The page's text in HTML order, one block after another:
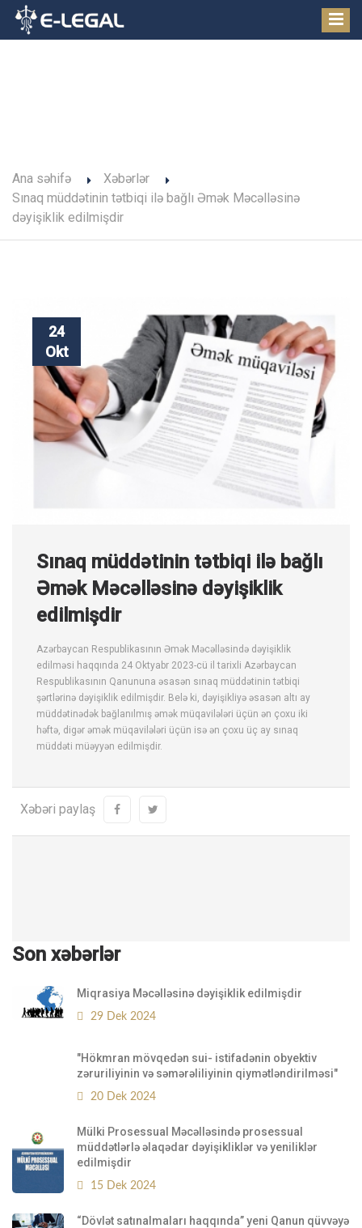
Ana səhifə
Xəbərlər
Sınaq müddətinin tətbiqi ilə bağlı Əmək Məcəlləsinə
dəyişiklik edilmişdir
24
Okt
Sınaq müddətinin tətbiqi ilə bağlı
Əmək Məcəlləsinə dəyişiklik
edilmişdir
Azərbaycan Respublikasının Əmək Məcəlləsində dəyişiklik
edilməsi haqqında 24 Oktyabr 2023-cü il tarixli Azərbaycan
Respublikasının Qanununa əsasən sınaq müddətinin tətbiqi
şərtlərinə dəyişiklik edilmişdir. Belə ki, dəyişikliyə əsasən altı ay
müddətinədək bağlanılmış əmək müqavilələri üçün ən çoxu iki
həftə, digər əmək müqavilələri üçün isə ən çoxu üç ay sınaq
müddəti müəyyən edilmişdir.
Xəbəri paylaş
Son xəbərlər
Miqrasiya Məcəlləsinə dəyişiklik edilmişdir
29 Dek 2024
"Hökmran mövqedən sui- istifadənin obyektiv
zəruriliyinin və səmərəliliyinin qiymətləndirilməsi"
20 Dek 2024
Mülki Prosessual Məcəlləsində prosessual
müddətlərlə əlaqədar dəyişikliklər və yeniliklər
edilmişdir
15 Dek 2024
“Dövlət satınalmaları haqqında” yeni Qanun qüvvəyə